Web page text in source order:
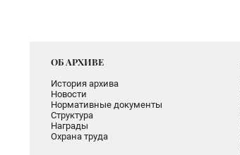
ОБ АРХИВЕ
История архива
Новости
Нормативные документы
Структура
Награды
Охрана труда